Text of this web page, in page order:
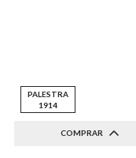
PALESTRA
1914
COMPRAR